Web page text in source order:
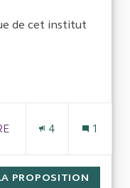
de cet institut
: Gestion des finances de
CRC Hauts de France
4 1
PROPOSITION